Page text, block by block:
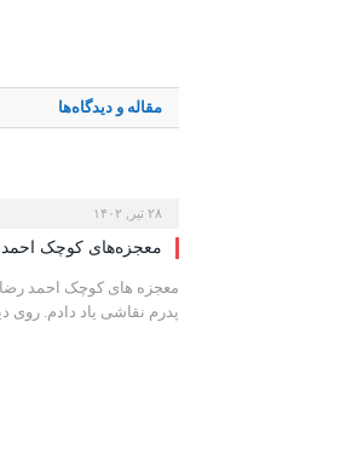
مقاله و دیدگاه‌ها
۲۸ تیر, ۱۴۰۲
معجزه‌های کوچک
معجزه های کوچک احمد رضا
پدرم نقاشی یاد دادم. روی